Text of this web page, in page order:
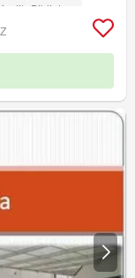
Biblioteca
con discapacidad